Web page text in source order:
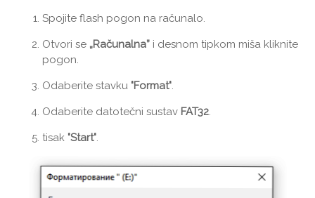
Spojite flash pogon na računalo.
Otvori se „Računalna” i desnom tipkom miša kliknite
pogon.
Odaberite stavku "Format".
Odaberite datotečni sustav FAT32.
tisak "Start".